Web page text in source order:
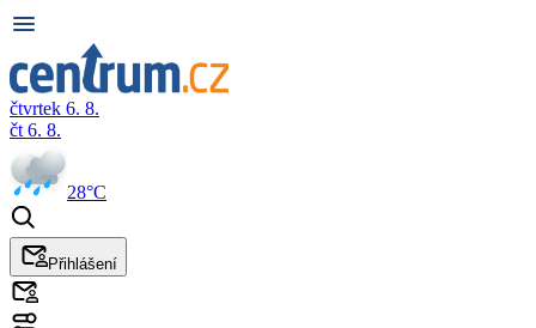
čtvrtek 6. 8.
čt 6. 8.
28°C
Přihlášení